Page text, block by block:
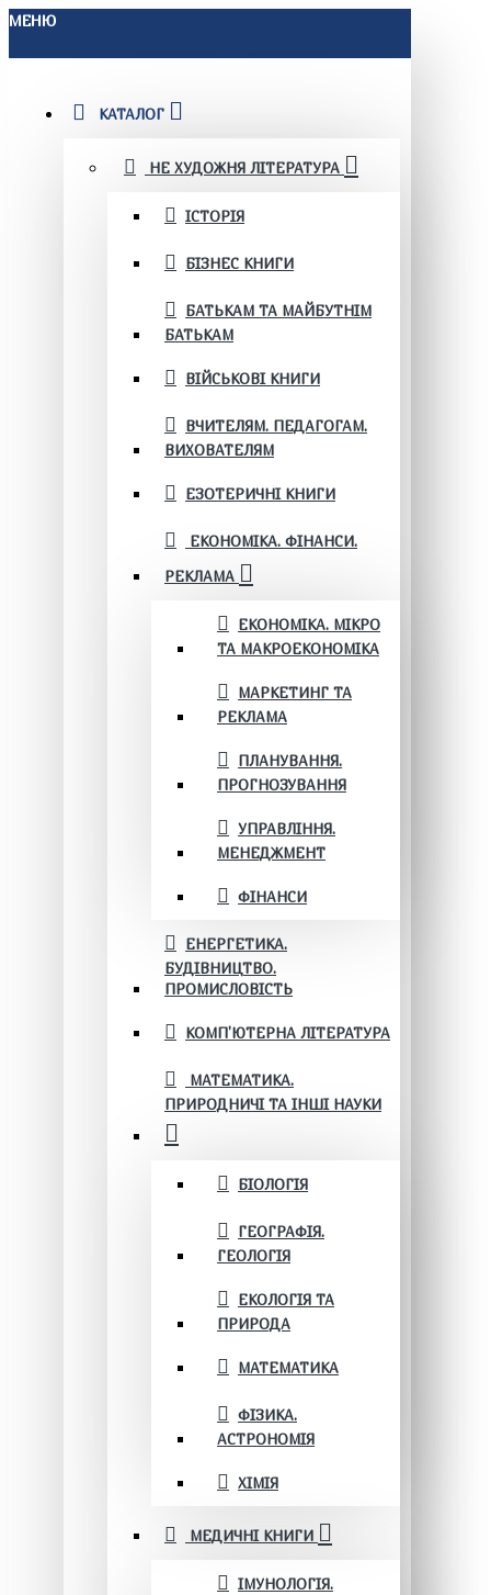
МЕНЮ
КАТАЛОГ
НЕ ХУДОЖНЯ ЛІТЕРАТУРА
ІСТОРІЯ
БІЗНЕС КНИГИ
БАТЬКАМ ТА МАЙБУТНІМ
БАТЬКАМ
ВІЙСЬКОВІ КНИГИ
ВЧИТЕЛЯМ. ПЕДАГОГАМ.
ВИХОВАТЕЛЯМ
ЕЗОТЕРИЧНІ КНИГИ
ЕКОНОМІКА. ФІНАНСИ.
РЕКЛАМА
ЕКОНОМІКА. МІКРО
ТА МАКРОЕКОНОМІКА
МАРКЕТИНГ ТА
РЕКЛАМА
ПЛАНУВАННЯ.
ПРОГНОЗУВАННЯ
УПРАВЛІННЯ.
МЕНЕДЖМЕНТ
ФІНАНСИ
ЕНЕРГЕТИКА.
БУДІВНИЦТВО.
ПРОМИСЛОВІСТЬ
КОМП'ЮТЕРНА ЛІТЕРАТУРА
МАТЕМАТИКА.
ПРИРОДНИЧІ ТА ІНШІ НАУКИ
БІОЛОГІЯ
ГЕОГРАФІЯ.
ГЕОЛОГІЯ
ЕКОЛОГІЯ ТА
ПРИРОДА
МАТЕМАТИКА
ФІЗИКА.
АСТРОНОМІЯ
ХІМІЯ
МЕДИЧНІ КНИГИ
ІМУНОЛОГІЯ.